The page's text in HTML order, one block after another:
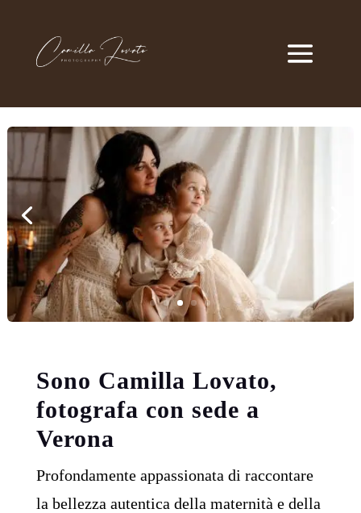
Sono Camilla Lovato,
fotografa con sede a
Verona
Profondamente appassionata di raccontare
la bellezza autentica della maternità e della